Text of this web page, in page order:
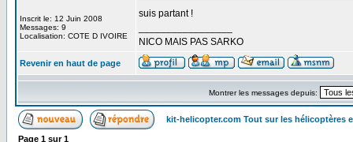
Inscrit le: 12 Juin 2008
Messages: 9
Localisation: COTE D IVOIRE
suis partant !
NICO MAIS PAS SARKO
Revenir en haut de page
Montrer les messages depuis:
kit-helicopter.com Tout sur les hélicoptères
Page 1 sur1